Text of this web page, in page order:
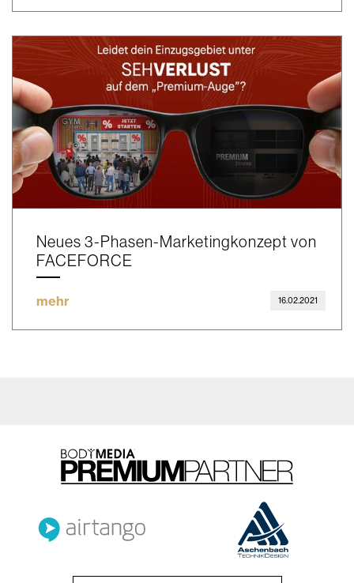
Neues 3-Phasen-Marketingkonzept von
FACEFORCE
mehr 16.02.2021